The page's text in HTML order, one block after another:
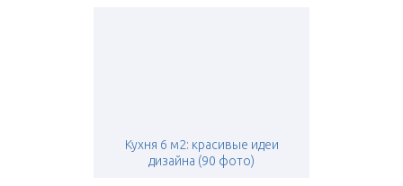
Кухня 6 м2: красивые идеи
дизайна (90 фото)